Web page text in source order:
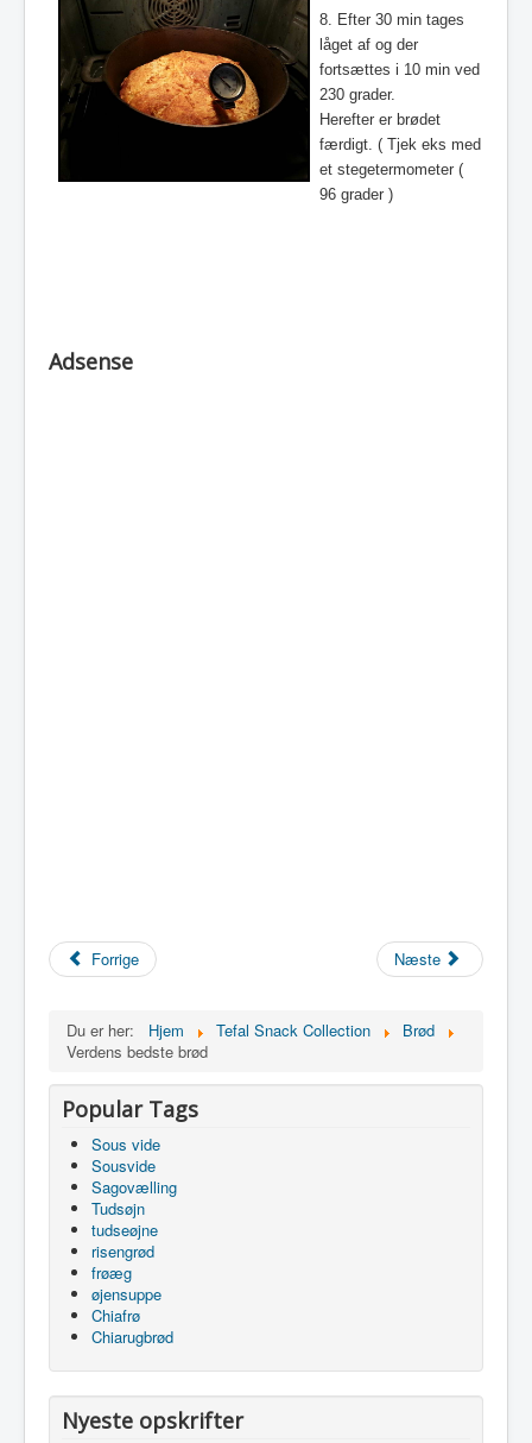
8. Efter 30 min tages
låget af og der
fortsættes i 10 min ved
230 grader.
Herefter er brødet
færdigt. ( Tjek eks med
et stegetermometer (
96 grader )
Adsense
Forrige Næste
Du er her: Hjem Tefal Snack Collection
Brød
Verdens bedste brød
Popular Tags
Sous vide
Sousvide
Sagovælling
Tudsøjn
tudseøjne
risengrød
frøæg
øjensuppe
Chiafrø
Chiarugbrød
Nyeste opskrifter